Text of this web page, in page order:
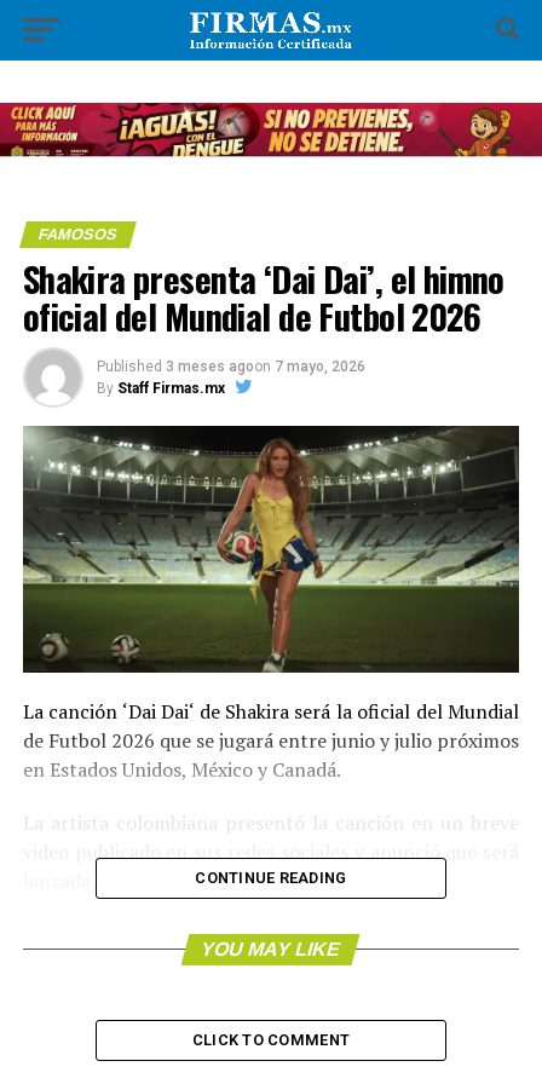
FAMOSOS
Shakira presenta ‘Dai Dai’, el himno
oficial del Mundial de Futbol 2026
Published 3 meses agoon 7 mayo, 2026
By Staff Firmas.mx
La canción ‘Dai Dai‘ de Shakira será la oficial del Mundial
de Futbol 2026 que se jugará entre junio y julio próximos
en Estados Unidos, México y Canadá.
La artista colombiana presentó la canción en un breve
video publicado en sus redes sociales y anunció que será
lanzada el próximo 14 de mayo.
En el video, grabado en el estadio Maracaná, en Río de
Janeiro, Shakira aparece vestida con camiseta amarilla,
grupo de bailarinas mientras canta unos fragmentos de
CONTINUE READING
YOU MAY LIKE
CLICK TO COMMENT